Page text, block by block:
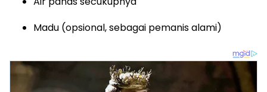
Madu (opsional, sebagai pemanis alami)